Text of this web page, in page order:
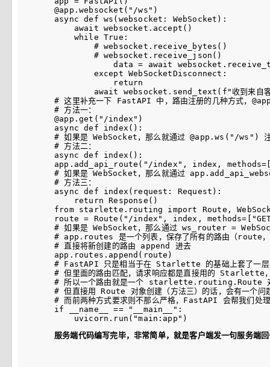
@app.websocket("/ws")
async def ws(websocket: WebSocket):
    await websocket.accept()
    while True:
        # websocket.receive_bytes()
        # websocket.receive_json()
data = await
        except WebSocketDisconnect:
            return
await websocket.send_text(f"收到来自
# 这里补充一下 FastAPI 中，路由注册的几种方式，
# 方法一：
@app.get("/index")
async def index():
# 如果是 WebSocket，那么就通过 @app.ws("/ws")
# 方法二：
async def index():
app.add_api_route("/index", index,
# 如果是 WebSocket，那么就通过
# 方法三：
async def index(request: Request):
    return Response()
from starlette.routing import Route,
route = Route("/index", index,
# 如果是 WebSocket，那么通过 ws_router =
# app.routes 是一个列表，保存了所有的路由（route，
# 直接将新创建的路由 append 进去
app.routes.append(route)
# FastAPI 只是相当于在 Starlette 的基础上套了一层
# 但里面的路由匹配，请求响应都是直接用的 Starlette
# 所以一个路由就是一个 starlette.routing.Route 对
# 但直接用 Route 对象创建（方法三）的话，会有一个
# 而前两种方式要求则不那么严格，FastAPI 会帮我们处
if __name__ == "__main__":
服务端代码编写完毕，非常简单，就是客户端发一句服务